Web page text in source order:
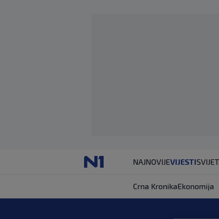
NAJNOVIJEVIJESTISVIJET
Crna KronikaEkonomija